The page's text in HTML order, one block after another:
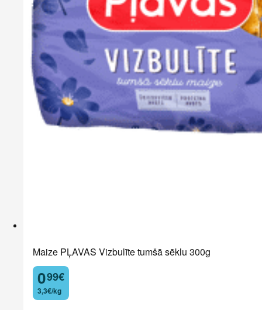
Maize PĻAVAS Vizbulīte tumšā sēklu 300g
0
. 99€
3,3€/kg